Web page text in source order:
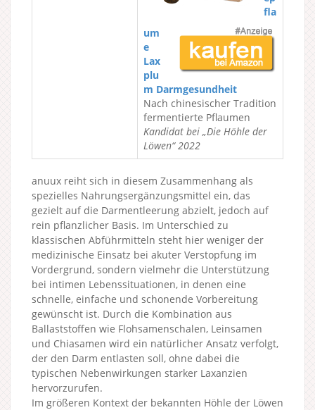
fla
um
e
Lax
plu
m Darmgesundheit
Nach chinesischer Tradition
fermentierte Pflaumen
Kandidat bei „Die Höhle der
Löwen“ 2022
anuux reiht sich in diesem Zusammenhang als
spezielles Nahrungsergänzungsmittel ein, das
gezielt auf die Darmentleerung abzielt, jedoch auf
rein pflanzlicher Basis. Im Unterschied zu
klassischen Abführmitteln steht hier weniger der
medizinische Einsatz bei akuter Verstopfung im
Vordergrund, sondern vielmehr die Unterstützung
bei intimen Lebenssituationen, in denen eine
schnelle, einfache und schonende Vorbereitung
gewünscht ist. Durch die Kombination aus
Ballaststoffen wie Flohsamenschalen, Leinsamen
und Chiasamen wird ein natürlicher Ansatz verfolgt,
der den Darm entlasten soll, ohne dabei die
typischen Nebenwirkungen starker Laxanzien
hervorzurufen.
Im größeren Kontext der bekannten Höhle der Löwen